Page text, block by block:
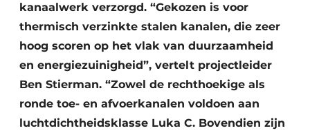
kanaalwerk verzorgd. “Gekozen is voor
thermisch verzinkte stalen kanalen, die zeer
hoog scoren op het vlak van duurzaamheid
en energiezuinigheid”, vertelt projectleider
Ben Stierman. “Zowel de rechthoekige als
ronde toe- en afvoerkanalen voldoen aan
luchtdichtheidsklasse Luka C. Bovendien zijn